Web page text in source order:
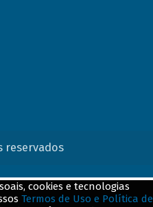
reservados
cookies e tecnologias
Termos de Uso e Política de